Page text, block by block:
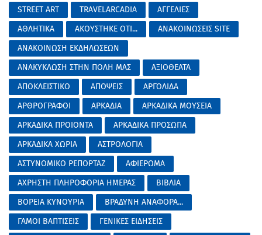
STREET ART
TRAVELARCADIA
ΑΓΓΕΛΙΕΣ
ΑΘΛΗΤΙΚΑ
ΑΚΟΥΣΤΗΚΕ ΟΤΙ...
ΑΝΑΚΟΙΝΩΣΕΙΣ SITE
ΑΝΑΚΟΙΝΩΣΗ ΕΚΔΗΛΩΣΕΩΝ
ΑΝΑΚΥΚΛΩΣΗ ΣΤΗΝ ΠΟΛΗ ΜΑΣ
ΑΞΙΟΘΕΑΤΑ
ΑΠΟΚΛΕΙΣΤΙΚΟ
ΑΠΟΨΕΙΣ
ΑΡΓΟΛΙΔΑ
ΑΡΘΡΟΓΡΑΦΟΙ
ΑΡΚΑΔΙΑ
ΑΡΚΑΔΙΚΑ ΜΟΥΣΕΙΑ
ΑΡΚΑΔΙΚΑ ΠΡΟΙΟΝΤΑ
ΑΡΚΑΔΙΚΑ ΠΡΟΣΩΠΑ
ΑΡΚΑΔΙΚΑ ΧΩΡΙΑ
ΑΣΤΡΟΛΟΓΙΑ
ΑΣΤΥΝΟΜΙΚΟ ΡΕΠΟΡΤΑΖ
ΑΦΙΕΡΩΜΑ
ΑΧΡΗΣΤΗ ΠΛΗΡΟΦΟΡΙΑ ΗΜΕΡΑΣ
ΒΙΒΛΙΑ
ΒΟΡΕΙΑ ΚΥΝΟΥΡΙΑ
ΒΡΑΔΥΝΗ ΑΝΑΦΟΡΑ...
ΓΑΜΟΙ ΒΑΠΤΙΣΕΙΣ
ΓΕΝΙΚΕΣ ΕΙΔΗΣΕΙΣ